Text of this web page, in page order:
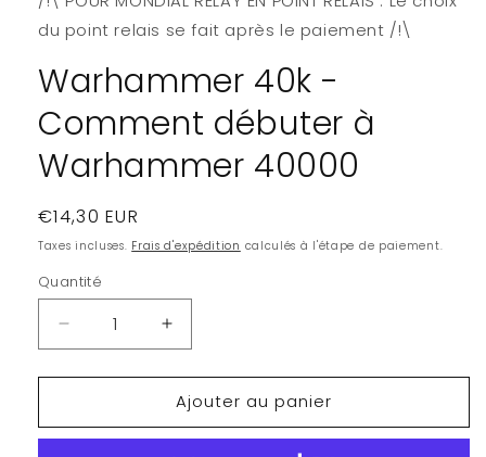
fenêtre
du point relais se fait après le paiement /!\
Warhammer 40k -
Comment débuter à
Warhammer 40000
Prix
habituel
€14,30 EUR
Taxes incluses. Frais d'expédition calculés à l'étape de paiement.
Quantité
Quantité
Réduire
la
quantité
Warhammer
Augmenter
la
quantité
de
Warhammer
Ajouter au panier